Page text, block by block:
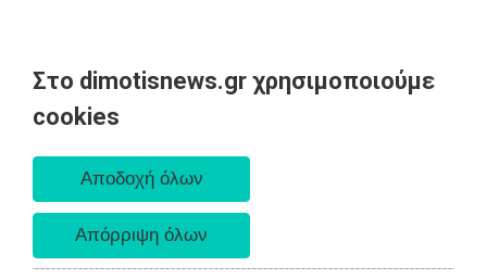
Στο dimotisnews.gr χρησιμοποιούμε
cookies